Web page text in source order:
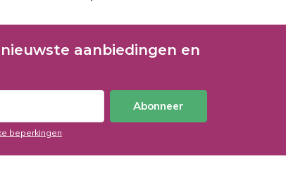
aanbiedingen en
Abonneer
beperkingen